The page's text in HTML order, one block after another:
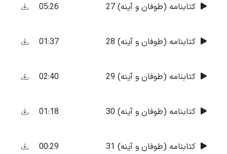
کتابنامه (طوفان و آینه) 27 05:26
کتابنامه (طوفان و آینه) 28 01:37
کتابنامه (طوفان و آینه) 29 02:40
کتابنامه (طوفان و آینه) 30 01:18
کتابنامه (طوفان و آینه) 31 00:29